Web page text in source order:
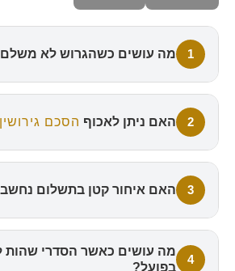
מה עושים כשהגרוש לא משלם
האם ניתן לאכוףהסכם גירושין?
האם איחור קטן בתשלום נחשב
מה עושים כאשר הסדרי שהות
בפועל?